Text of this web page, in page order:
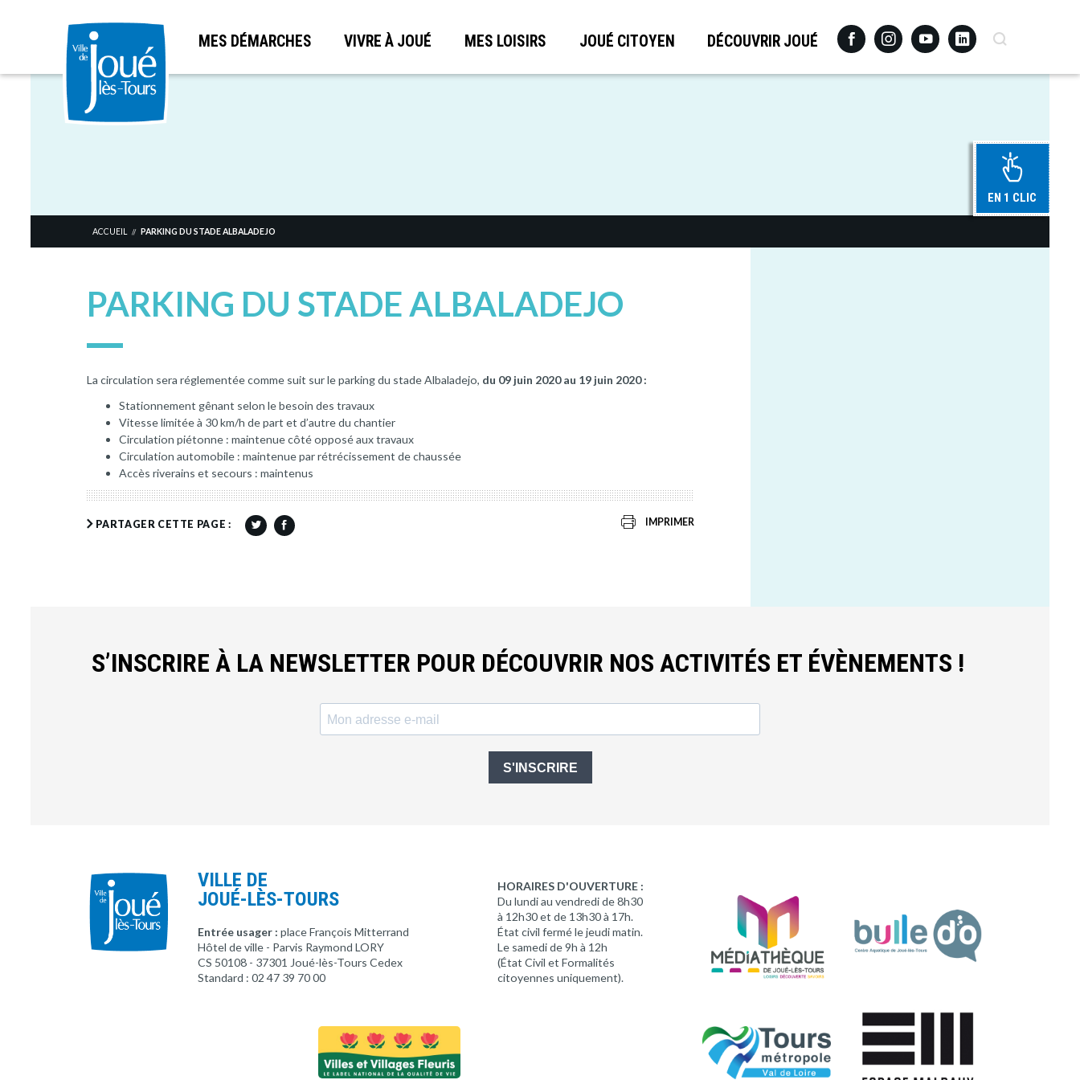
Aller
MES DÉMARCHES VIVRE À JOUÉ MES LOISIRS JOUÉ CITOYEN DÉCOUVRIR JOUÉ FacebookInstagramYoutubeLinkedinRecherche
EN 1 CLIC
ACCUEIL // PARKING DU STADE ALBALADEJO
PARKING DU STADE ALBALADEJO
La circulation sera réglementée comme suit sur le parking du stade Albaladejo, du 09 juin 2020 au 19 juin 2020 :
Stationnement gênant selon le besoin des travaux
Vitesse limitée à 30 km/h de part et d’autre du chantier
Circulation piétonne : maintenue côté opposé aux travaux
Circulation automobile : maintenue par rétrécissement de chaussée
Accès riverains et secours : maintenus
PARTAGER CETTE PAGE : IMPRIMER
S’INSCRIRE À LA NEWSLETTER POUR DÉCOUVRIR NOS ACTIVITÉS ET ÉVÈNEMENTS !
S'INSCRIRE
VILLE DE
JOUÉ-LÈS-TOURS
Entrée usager : place François Mitterrand
Hôtel de ville - Parvis Raymond LORY
CS 50108 - 37301 Joué-lès-Tours Cedex
Standard : 02 47 39 70 00
HORAIRES D'OUVERTURE :
Du lundi au vendredi de 8h30
à 12h30 et de 13h30 à 17h.
État civil fermé le jeudi matin.
Le samedi de 9h à 12h
(État Civil et Formalités
citoyennes uniquement).